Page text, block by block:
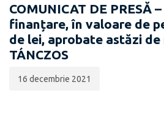
COMUNICAT DE PRESĂ
finanțare, în valoare de
de lei, aprobate astăzi
TÁNCZOS
16 decembrie 2021